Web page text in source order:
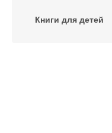
Книги для детей